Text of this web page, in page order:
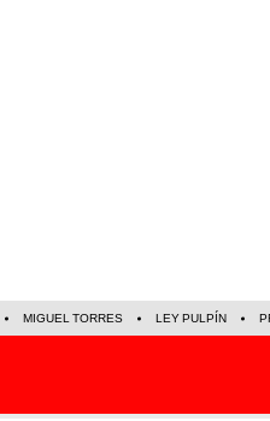
MIGUEL TORRES LEY PULPÍN